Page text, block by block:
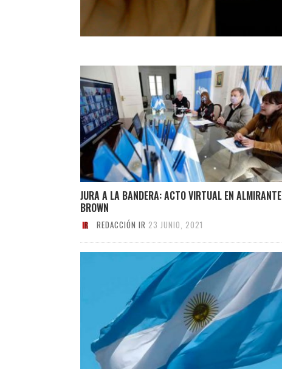
JURA A LA BANDERA: ACTO VIRTUAL EN ALMIRANTE
BROWN
REDACCIÓN IR 23 JUNIO, 2021